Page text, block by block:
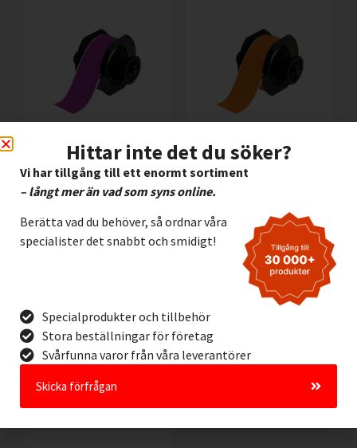
Vinyl Brady B595
VIOLETT, 57mm
3.195,00kr
Lägg I Kundvagn
Vinyl Brady B595
ORANGE, 57mm
3.195,00
Lägg I Kundvagn
Offertförfrågan
Hittar inte det du söker?
Vi har tillgång till ett enormt sortiment
– långt mer än vad som syns online.
Berätta vad du behöver, så ordnar våra
specialister det snabbt och smidigt!
Specialprodukter och tillbehör
Stora beställningar för företag
Svårfunna varor från våra leverantörer
Skicka förfrågan